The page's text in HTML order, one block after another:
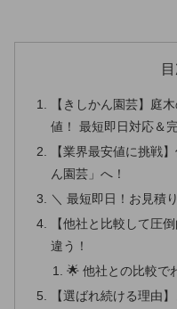
【きしかん園芸】庭
値！ 最短即日対応＆
【業界最安値に挑戦
ん園芸」へ！
＼ 最短即日！お見積
【他社と比較して圧
違う！
🌟 他社との比較で
【選ばれ続ける理由